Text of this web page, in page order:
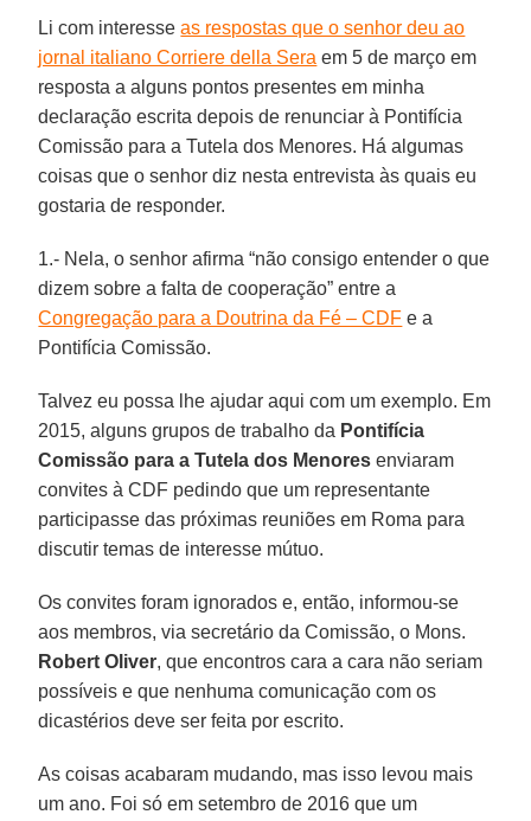
Li com interesseas respostas que o senhor deu ao
jornal italiano Corriere della Sera em 5 de março em
resposta a alguns pontos presentes em minha
declaração escrita depois de renunciar à Pontifícia
Comissão para a Tutela dos Menores. Há algumas
coisas que o senhor diz nesta entrevista às quais eu
gostaria de responder.
1.- Nela, o senhor afirma “não consigo entender o que
dizem sobre a falta de cooperação” entre a
Congregação para a Doutrina da Fé – CDF e a
Pontifícia Comissão.
Talvez eu possa lhe ajudar aqui com um exemplo. Em
2015, alguns grupos de trabalho da Pontifícia
Comissão para a Tutela dos Menores enviaram
convites à CDF pedindo que um representante
participasse das próximas reuniões em Roma para
discutir temas de interesse mútuo.
Os convites foram ignorados e, então, informou-se
aos membros, via secretário da Comissão, o Mons.
Robert Oliver, que encontros cara a cara não seriam
possíveis e que nenhuma comunicação com os
dicastérios deve ser feita por escrito.
As coisas acabaram mudando, mas isso levou mais
um ano. Foi só em setembro de 2016 que um